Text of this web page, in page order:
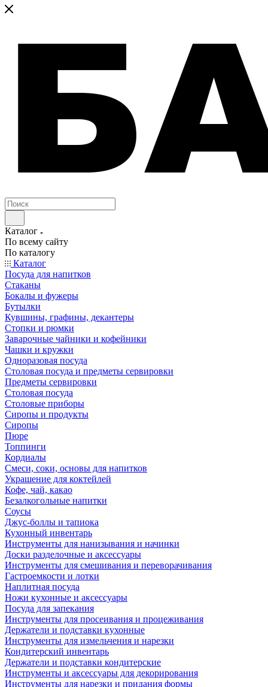
Каталог
По всему сайту
По каталогу
Каталог
Посуда для напитков
Стаканы
Бокалы и фужеры
Бутылки
Кувшины, графины, декантеры
Стопки и рюмки
Заварочные чайники и кофейники
Чашки и кружки
Одноразовая посуда
Столовая посуда и предметы сервировки
Предметы сервировки
Столовая посуда
Столовые приборы
Сиропы и продукты
Сиропы
Пюре
Топпинги
Кордиалы
Смеси, соки, основы для напитков
Украшение для коктейлей
Кофе, чай, какао
Безалкогольные напитки
Соусы
Джус-боллы и тапиока
Кухонный инвентарь
Инструменты для нанизывания и начинки
Доски разделочные и аксессуары
Инструменты для смешивания и переворачивания
Гастроемкости и лотки
Наплитная посуда
Ножи кухонные и аксессуары
Посуда для запекания
Инструменты для просеивания и процеживания
Держатели и подставки кухонные
Инструменты для измельчения и нарезки
Кондитерский инвентарь
Держатели и подставки кондитерские
Инструменты и аксессуары для декорирования
Инструменты для нарезки и придания формы